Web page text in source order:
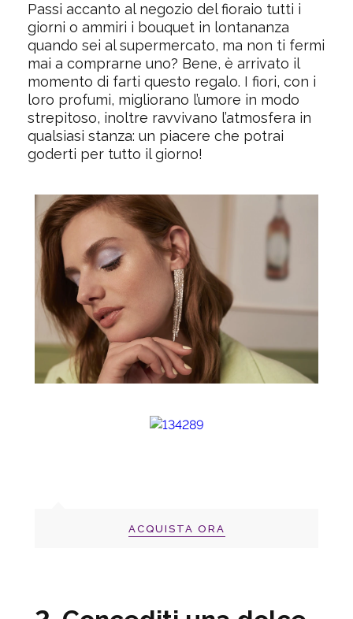
Passi accanto al negozio del fioraio tutti i
giorni o ammiri i bouquet in lontananza
quando sei al supermercato, ma non ti fermi
mai a comprarne uno? Bene, è arrivato il
momento di farti questo regalo. I fiori, con i
loro profumi, migliorano l’umore in modo
strepitoso, inoltre ravvivano l’atmosfera in
qualsiasi stanza: un piacere che potrai
goderti per tutto il giorno!
ACQUISTA ORA